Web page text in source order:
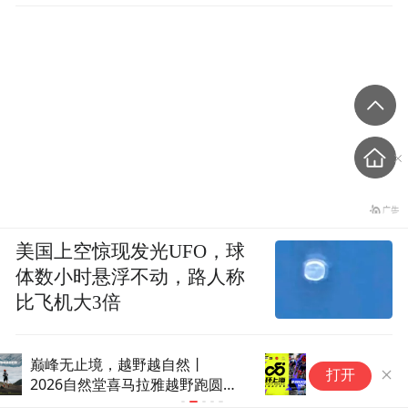
21支顶尖职业车队齐聚申城，
2026年环上海·新城自行车赛9月
打开
美国上空惊现发光UFO，球
体数小时悬浮不动，路人称
比飞机大3倍